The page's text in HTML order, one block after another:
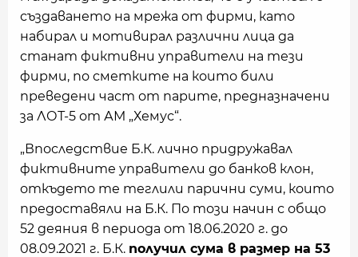
създаването на мрежа от фирми, като
набирал и мотивирал различни лица да
станат фиктивни управители на тези
фирми, по сметките на които били
преведени част от парите, предназначени
за ЛОТ-5 от АМ „Хемус“.
„Впоследствие Б.К. лично придружавал
фиктивните управители до банков клон,
откъдето те теглили парични суми, които
предоставяли на Б.К. По този начин с общо
52 деяния в периода от 18.06.2020 г. до
08.09.2021 г. Б.К. получил сума в размер на 53